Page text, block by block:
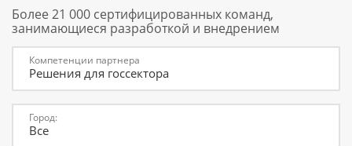
компьютере
Забыли свой пароль?
Более 21 000 сертифицированных команд,
занимающиеся разработкой и внедрением
Компетенции партнера
Решения для госсектора
Город:
Все